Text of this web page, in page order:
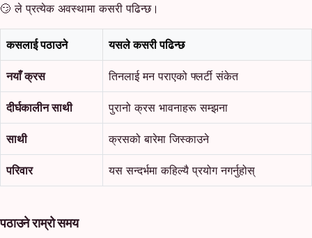
😏 ले प्रत्येक अवस्थामा कसरी पढिन्छ।
कसलाई पठाउने यसले कसरी पढिन्छ
नयाँ क्रस तिनलाई मन पराएको फ्लर्टी संकेत
दीर्घकालीन साथी पुरानो क्रस भावनाहरू सम्झना
साथी क्रसको बारेमा जिस्काउने
परिवार यस सन्दर्भमा कहिल्यै प्रयोग नगर्नुहोस्
पठाउने राम्रो समय